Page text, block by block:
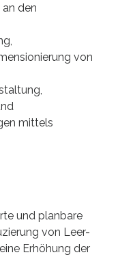
den
von
mittels
und planbare
von Leer-
Erhöhung der